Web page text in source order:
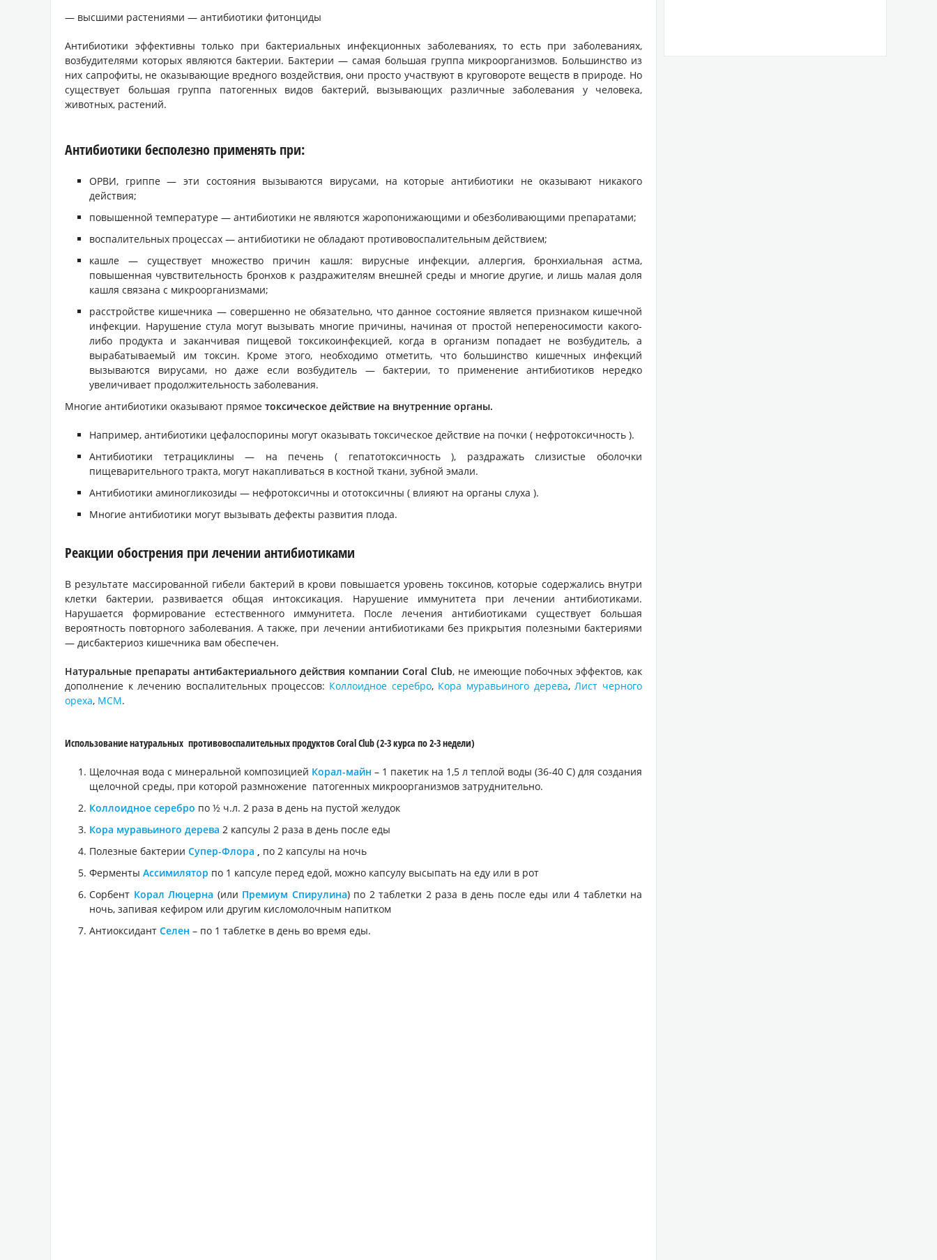
— высшими растениями — антибиотики фитонциды
Антибиотики эффективны только при бактериальных инфекционных заболеваниях, то есть при заболеваниях,
возбудителями которых являются бактерии. Бактерии — самая большая группа микроорганизмов. Большинство из
них сапрофиты, не оказывающие вредного воздействия, они просто участвуют в круговороте веществ в природе. Но
существует большая группа патогенных видов бактерий, вызывающих различные заболевания у человека,
животных, растений.
Антибиотики бесполезно применять при:
ОРВИ, гриппе — эти состояния вызываются вирусами, на которые антибиотики не оказывают никакого
действия;
повышенной температуре — антибиотики не являются жаропонижающими и обезболивающими препаратами;
воспалительных процессах — антибиотики не обладают противовоспалительным действием;
кашле — существует множество причин кашля: вирусные инфекции, аллергия, бронхиальная астма,
повышенная чувствительность бронхов к раздражителям внешней среды и многие другие, и лишь малая доля
кашля связана с микроорганизмами;
расстройстве кишечника — совершенно не обязательно, что данное состояние является признаком кишечной
инфекции. Нарушение стула могут вызывать многие причины, начиная от простой непереносимости какого-
либо продукта и заканчивая пищевой токсикоинфекцией, когда в организм попадает не возбудитель, а
вырабатываемый им токсин. Кроме этого, необходимо отметить, что большинство кишечных инфекций
вызываются вирусами, но даже если возбудитель — бактерии, то применение антибиотиков нередко
увеличивает продолжительность заболевания.
Многие антибиотики оказывают прямое токсическое действие на внутренние органы.
Например, антибиотики цефалоспорины могут оказывать токсическое действие на почки ( нефротоксичность ).
Антибиотики тетрациклины — на печень ( гепатотоксичность ), раздражать слизистые оболочки
пищеварительного тракта, могут накапливаться в костной ткани, зубной эмали.
Антибиотики аминогликозиды — нефротоксичны и ототоксичны ( влияют на органы слуха ).
Многие антибиотики могут вызывать дефекты развития плода.
Реакции обострения при лечении антибиотиками
В результате массированной гибели бактерий в крови повышается уровень токсинов, которые содержались внутри
клетки бактерии, развивается общая интоксикация. Нарушение иммунитета при лечении антибиотиками.
Нарушается формирование естественного иммунитета. После лечения антибиотиками существует большая
вероятность повторного заболевания. А также, при лечении антибиотиками без прикрытия полезными бактериями
— дисбактериоз кишечника вам обеспечен.
Натуральные препараты антибактериального действия компании Coral Club, не имеющие побочных эффектов, как
дополнение к лечению воспалительных процессов: Коллоидное серебро, Кора муравьиного дерева,Лист черного
ореха, МСМ.
Использование натуральных противовоспалительных продуктов Coral Club (2-3 курса по 2-3 недели)
Щелочная вода с минеральной композицией Корал-майн – 1 пакетик на 1,5 л теплой воды (36-40 С) для создания
щелочной среды, при которой размножение патогенных микроорганизмов затруднительно.
Коллоидное серебро по ½ ч.л. 2 раза в день на пустой желудок
Кора муравьиного дерева 2 капсулы 2 раза в день после еды
Полезные бактерии Супер-Флора , по 2 капсулы на ночь
Ферменты Ассимилятор по 1 капсуле перед едой, можно капсулу высыпать на еду или в рот
Сорбент Корал Люцерна (или Премиум Спирулина) по 2 таблетки 2 раза в день после еды или 4 таблетки на
ночь, запивая кефиром или другим кисломолочным напитком
Антиоксидант Селен – по 1 таблетке в день во время еды.